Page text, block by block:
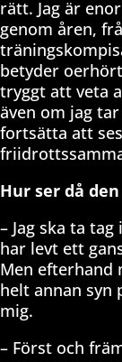
rätt. Jag är
genom åren,
betyder
tryggt att veta
även om jag
fortsätta att
Hur ser då
– Jag ska ta
har levt ett
Men efterhand
helt annan syn
mig.
– Först och